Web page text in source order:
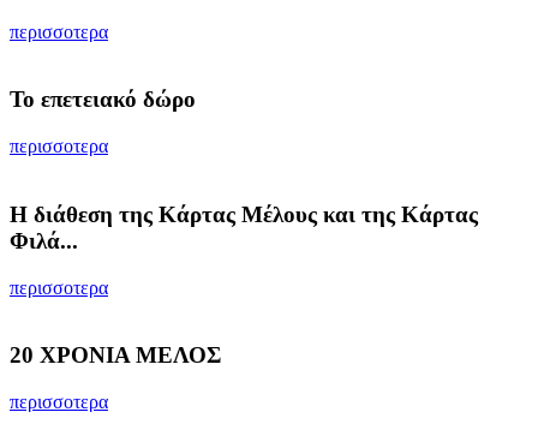
περισσοτερα
Το επετειακό δώρο
περισσοτερα
Η διάθεση της Κάρτας Μέλους και της Κάρτας
Φιλά...
περισσοτερα
20 ΧΡΟΝΙΑ ΜΕΛΟΣ
περισσοτερα